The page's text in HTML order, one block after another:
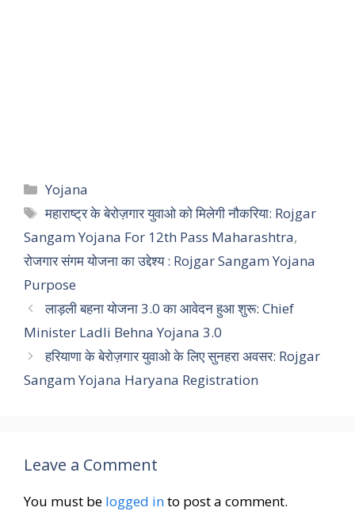
Categories
Yojana
Tags
महाराष्ट्र के बेरोज़गार युवाओ को मिलेगी नौकरिया: Rojgar
Sangam Yojana For 12th Pass Maharashtra,
रोजगार संगम योजना का उद्देश्य : Rojgar Sangam Yojana
Purpose
लाड़ली बहना योजना 3.0 का आवेदन हुआ शुरू: Chief
Minister Ladli Behna Yojana 3.0
हरियाणा के बेरोज़गार युवाओ के लिए सुनहरा अवसर: Rojgar
Sangam Yojana Haryana Registration
Leave a Comment
You must be logged into post a comment.